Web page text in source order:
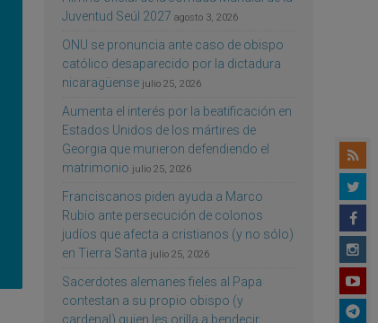
Juventud Seúl 2027 agosto 3, 2026
ONU se pronuncia ante caso de obispo
católico desaparecido por la dictadura
nicaragüense julio 25, 2026
Aumenta el interés por la beatificación en
Estados Unidos de los mártires de
Georgia que murieron defendiendo el
matrimonio julio 25, 2026
Franciscanos piden ayuda a Marco
Rubio ante persecución de colonos
judíos que afecta a cristianos (y no sólo)
en Tierra Santa julio 25, 2026
Sacerdotes alemanes fieles al Papa
contestan a su propio obispo (y
cardenal) quien les orilla a bendecir